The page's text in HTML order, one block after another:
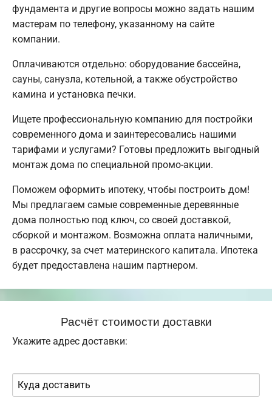
фундамента и другие вопросы можно задать нашим
мастерам по телефону, указанному на сайте
компании.
Оплачиваются отдельно: оборудование бассейна,
сауны, санузла, котельной, а также обустройство
камина и установка печки.
Ищете профессиональную компанию для постройки
современного дома и заинтересовались нашими
тарифами и услугами? Готовы предложить выгодный
монтаж дома по специальной промо-акции.
Поможем оформить ипотеку, чтобы построить дом!
Мы предлагаем самые современные деревянные
дома полностью под ключ, со своей доставкой,
сборкой и монтажом. Возможна оплата наличными,
в рассрочку, за счет материнского капитала. Ипотека
будет предоставлена нашим партнером.
Расчёт стоимости доставки
Укажите адрес доставки: